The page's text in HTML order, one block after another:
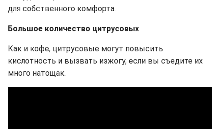
для собственного комфорта.
Большое количество цитрусовых
Как и кофе, цитрусовые могут повысить
кислотность и вызвать изжогу, если вы съедите их
много натощак.